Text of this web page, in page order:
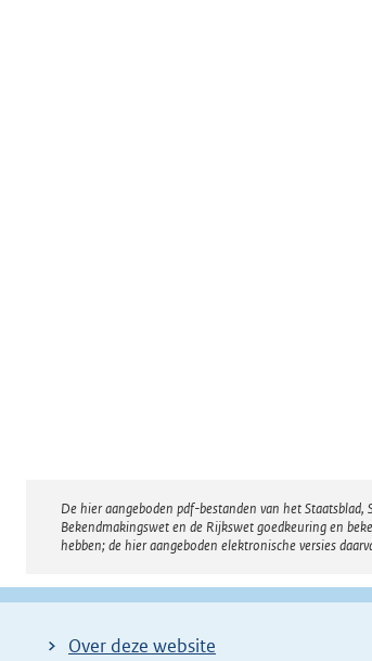
Disclaimer
De hier aangeboden pdf-bestanden van het
Bekendmakingswet en de Rijkswet goedkeuring en
hebben; de hier aangeboden elektronische versies
Over deze website